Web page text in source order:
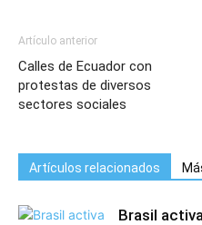
Artículo anterior
Calles de Ecuador con
protestas de diversos
sectores sociales
Artículos relacionados
Brasil